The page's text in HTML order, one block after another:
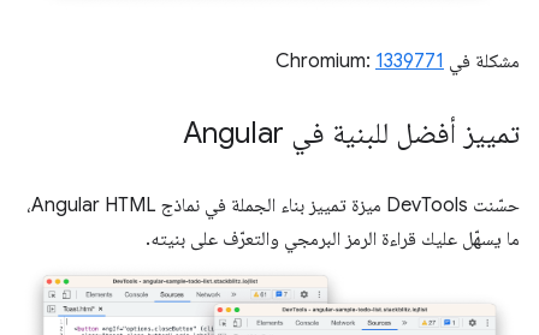
مشكلة في Chromium: 1339771
تمييز أفضل للبنية في Angular
حسّنت DevTools ميزة تمييز بناء الجملة في نماذج Angular HTML،
ما يسهّل عليك قراءة الرمز البرمجي والتعرّف على بنيته.